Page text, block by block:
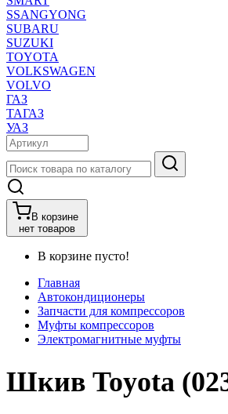
SSANGYONG
SUBARU
SUZUKI
TOYOTA
VOLKSWAGEN
VOLVO
ГАЗ
ТАГАЗ
УАЗ
В корзине
нет товаров
В корзине пусто!
Главная
Автокондиционеры
Запчасти для компрессоров
Муфты компрессоров
Электромагнитные муфты
Шкив Toyota